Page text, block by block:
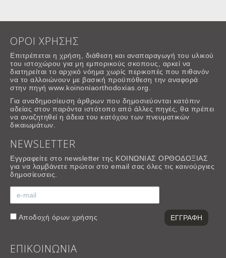
ΟΡΟΙ ΧΡΗΣΗΣ
Επιτρέπεται η χρήση, διάθεση και αναπαραγωγή του υλικού
του ιστοχώρου για μη εμπορικούς σκοπους, αρκεί να
διατηρείται το αρχικό νόημα χωρίς περικοπές που πιθανόν
να το αλλοιώνουν με βασική προϋπόθεση την αναφορά
στην πηγή www.koinoniaorthodoxias.org.
Για αναδημοσίευση άρθρων που δημοσιεύονται κατόπιν
αδείας στον παρόντα ιστότοπο από άλλες πηγές, θα πρέπει
να αναζητηθεί η άδεια του κατόχου των πνευματικών
δικαιωμάτων.
NEWSLETTER
Εγγραφείτε στο newsletter της ΚΟΙΝΩΝΙΑΣ ΟΡΘΟΔΟΞΙΑΣ
για να λαμβάνετε πρώτοι στο email σας όλες τις καινούργιες
δημοσίευσεις.
Αποδοχή όρων χρήσης
ΕΠΙΚΟΙΝΩΝΙΑ